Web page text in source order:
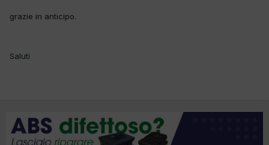
grazie in anticipo.
Saluti